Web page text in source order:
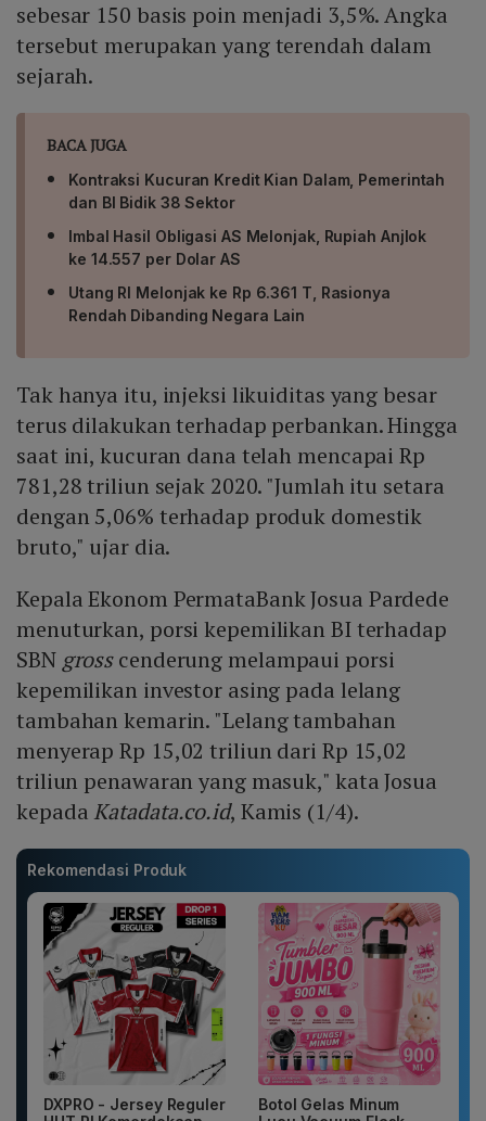
sebesar 150 basis poin menjadi 3,5%. Angka
tersebut merupakan yang terendah dalam
sejarah.
BACA JUGA
Kontraksi Kucuran Kredit Kian Dalam, Pemerintah
dan BI Bidik 38 Sektor
Imbal Hasil Obligasi AS Melonjak, Rupiah Anjlok
ke 14.557 per Dolar AS
Utang RI Melonjak ke Rp 6.361 T, Rasionya
Rendah Dibanding Negara Lain
Tak hanya itu, injeksi likuiditas yang besar
terus dilakukan terhadap perbankan. Hingga
saat ini, kucuran dana telah mencapai Rp
781,28 triliun sejak 2020. "Jumlah itu setara
dengan 5,06% terhadap produk domestik
bruto," ujar dia.
Kepala Ekonom PermataBank Josua Pardede
menuturkan, porsi kepemilikan BI terhadap
SBN grosscenderung melampaui porsi
kepemilikan investor asing pada lelang
tambahan kemarin. "Lelang tambahan
menyerap Rp 15,02 triliun dari Rp 15,02
triliun penawaran yang masuk," kata Josua
kepada Katadata.co.id, Kamis (1/4).
Rekomendasi Produk
DXPRO - Jersey Reguler
Botol Gelas Minum